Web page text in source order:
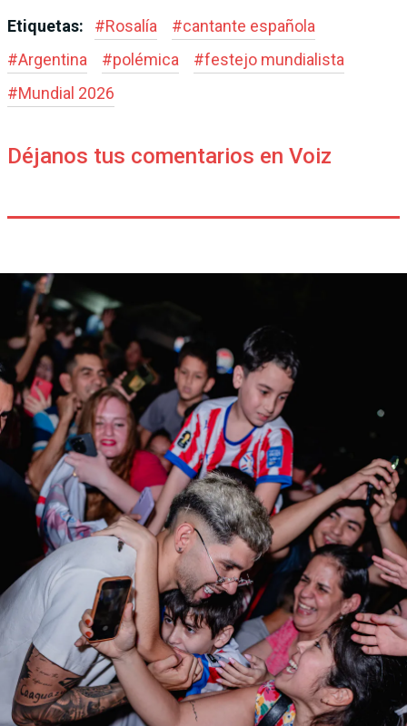
Etiquetas: #Rosalía #cantante española
#Argentina #polémica #festejo mundialista
#Mundial 2026
Déjanos tus comentarios en Voiz